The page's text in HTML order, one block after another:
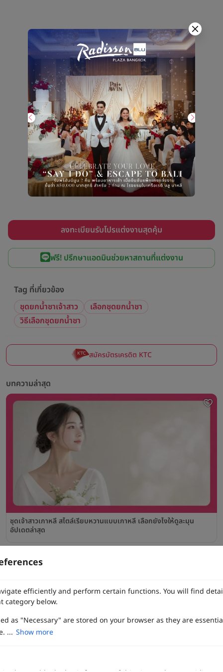
สิทธิพิเศษต่าง ๆ ของทางโรงแรมและสถานที่จัดงานแต่งงาน
กรุณายอมรับคุกกี้
efficiently and perform certain functions. You will find
category below.
as "Necessary" are stored on your browser as they are
... Show more
ลงทะเบียนรับโปรแต่งงานสุดคุ้ม
ฟรี! ปรึกษาแอดมินช่วยหาสถานที่แต่งงาน
Tag ที่เกี่ยวข้อง
ชุดยกน้ำชาเจ้าสาว
เลือกชุดยกน้ำชา
วิธีเลือกชุดยกน้ำชา
สมัครบัตรเครดิต KTC
บทความล่าสุด
ชุดเจ้าสาวเกาหลี สไตล์เรียบหวานแบบเกาหลี เลือกยังไงให้ดูละมุน
อัปเดตล่าสุด
สนับสนุนโดย